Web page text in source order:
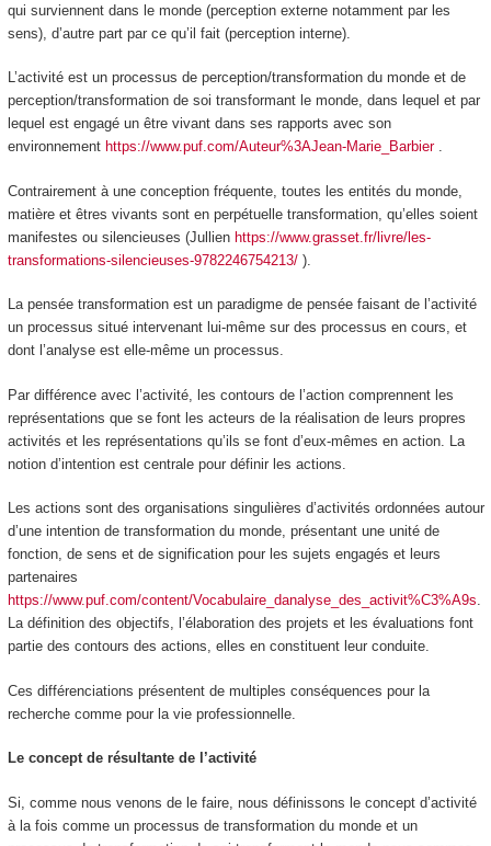
qui surviennent dans le monde (perception externe notamment par les
sens), d’autre part par ce qu’il fait (perception interne).
L’activité est un processus de perception/transformation du monde et de
perception/transformation de soi transformant le monde, dans lequel et par
lequel est engagé un être vivant dans ses rapports avec son
environnement https://www.puf.com/Auteur%3AJean-Marie_Barbier.
Contrairement à une conception fréquente, toutes les entités du monde,
matière et êtres vivants sont en perpétuelle transformation, qu’elles soient
manifestes ou silencieuses (Jullien https://www.grasset.fr/livre/les-
transformations-silencieuses-9782246754213/).
La pensée transformation est un paradigme de pensée faisant de l’activité
un processus situé intervenant lui-même sur des processus en cours, et
dont l’analyse est elle-même un processus.
Par différence avec l’activité, les contours de l’actioncomprennent les
représentations que se font les acteurs de la réalisation de leurs propres
activités et les représentations qu’ils se font d’eux-mêmes en action. La
notion d’intentionest centrale pour définir les actions.
Les actions sont des organisations singulières d’activités ordonnées autour
d’une intention de transformation du monde, présentant une unité de
fonction, de sens et de signification pour les sujets engagés et leurs
partenaires
https://www.puf.com/content/Vocabulaire_danalyse_des_activit%C3%A9s.
La définition des objectifs, l’élaboration des projets et les évaluations font
partie des contours des actions, elles en constituent leur conduite.
Ces différenciations présentent de multiples conséquences pour la
recherche comme pour la vie professionnelle.
Le concept de résultante de l’activité
Si, comme nous venons de le faire, nous définissons le concept d’activité
à la fois comme un processus de transformation du monde et un